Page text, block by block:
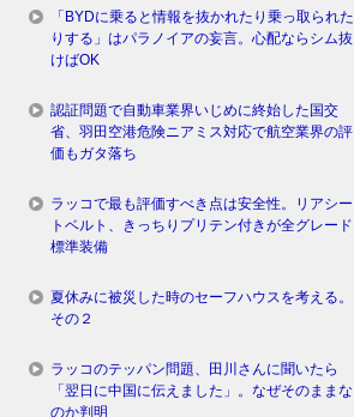
「BYDに乗ると情報を抜かれたり乗っ取られた
りする」はパラノイアの妄言。心配ならシム抜
けばOK
認証問題で自動車業界いじめに終始した国交
省、羽田空港危険ニアミス対応で航空業界の評
価もガタ落ち
ラッコで最も評価すべき点は安全性。リアシー
トベルト、きっちりプリテン付きが全グレード
標準装備
夏休みに被災した時のセーフハウスを考える。
その２
ラッコのテッパン問題、田川さんに聞いたら
「翌日に中国に伝えました」。なぜそのままな
のか判明